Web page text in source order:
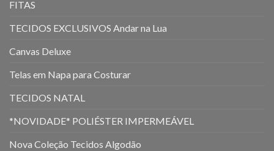
FITAS
TECIDOS EXCLUSIVOS Andar na Lua
Canvas Deluxe
Telas em Napa para Costurar
TECIDOS NATAL
*NOVIDADE* POLIÉSTER IMPERMEÁVEL
Nova Coleção Tecidos Algodão